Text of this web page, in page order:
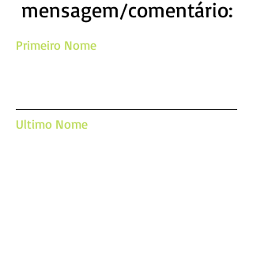
mensagem/comentário:
Primeiro Nome
Ultimo Nome